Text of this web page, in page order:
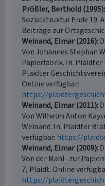
Prößler, Berthold (1995)
Sozialstruktur Ende 19.
Beiträge zur
Weinand, Elmar (2016)
Von Johannes Stephan
Papierfabrik. In:
Plaidter
Online verfügbar:
https://
Weinand, Elmar (2011)
Von Wilhelm Anton
Weinand. In: Plaidter
verfügbar: https://
Weinand, Elmar (2009)
Von der Mahl- zur
7, Plaidt. Online
https://